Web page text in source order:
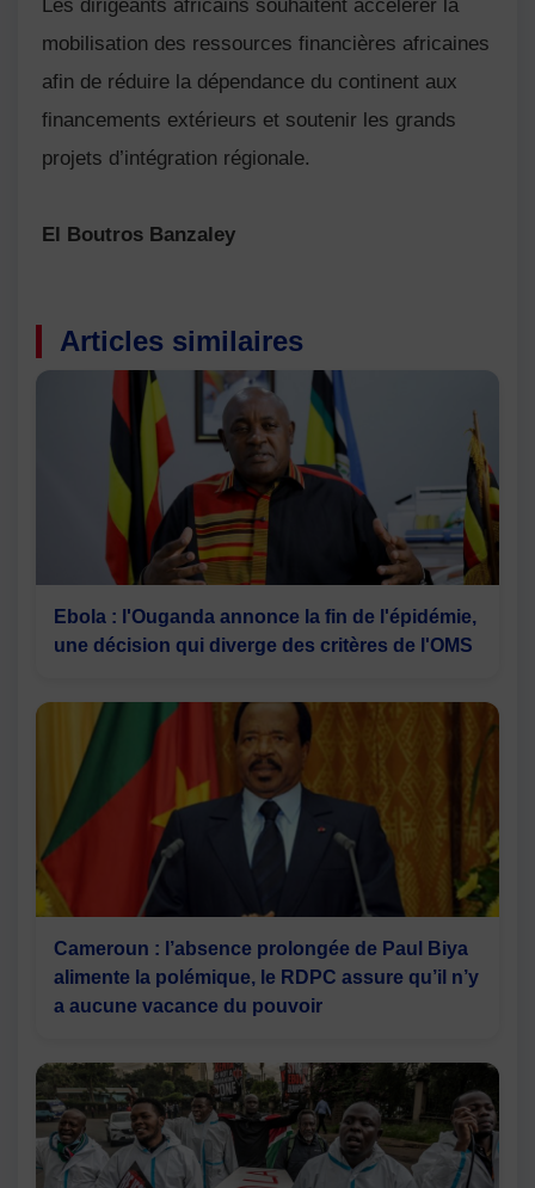
Les dirigeants africains souhaitent accélérer la
mobilisation des ressources financières africaines
afin de réduire la dépendance du continent aux
financements extérieurs et soutenir les grands
projets d’intégration régionale.
El Boutros Banzaley
Articles similaires
Ebola : l'Ouganda annonce la fin de l'épidémie,
une décision qui diverge des critères de l'OMS
Cameroun : l’absence prolongée de Paul Biya
alimente la polémique, le RDPC assure qu’il n’y
a aucune vacance du pouvoir